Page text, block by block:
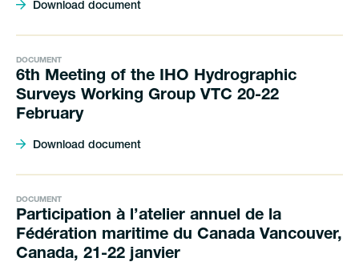
Download document
DOCUMENT
6th Meeting of the IHO Hydrographic
Surveys Working Group VTC 20-22
February
Download document
DOCUMENT
Participation à l’atelier annuel de la
Fédération maritime du Canada Vancouver,
Canada, 21-22 janvier